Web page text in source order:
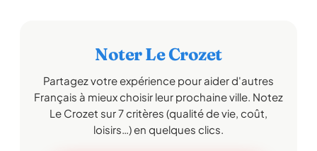
Noter Le Crozet
Partagez votre expérience pour aider d'autres
Français à mieux choisir leur prochaine ville. Notez
Le Crozet sur 7 critères (qualité de vie, coût,
loisirs…) en quelques clics.